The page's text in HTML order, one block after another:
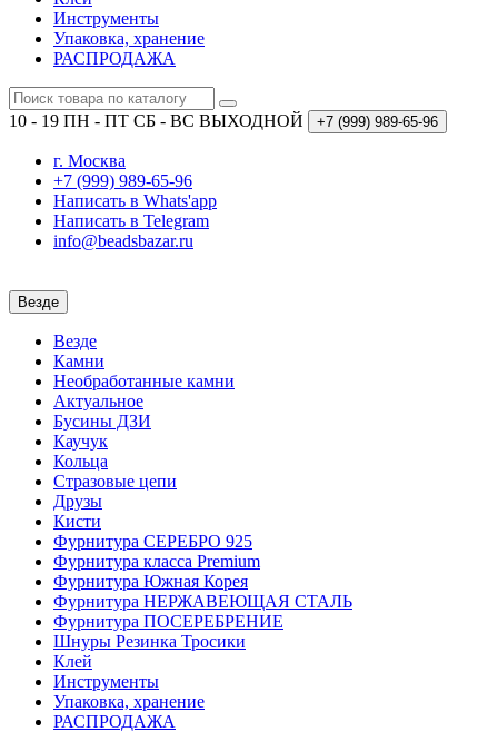
Инструменты
Упаковка, хранение
РАСПРОДАЖА
10 - 19 ПН - ПТ СБ - ВС ВЫХОДНОЙ +7 (999) 989-65-96
г. Москва
+7 (999) 989-65-96
Написать в Whats'app
Написать в Telegram
info@beadsbazar.ru
Везде
Везде
Камни
Необработанные камни
Актуальное
Бусины ДЗИ
Каучук
Кольца
Стразовые цепи
Друзы
Кисти
Фурнитура СЕРЕБРО 925
Фурнитура класса Premium
Фурнитура Южная Корея
Фурнитура НЕРЖАВЕЮЩАЯ СТАЛЬ
Фурнитура ПОСЕРЕБРЕНИЕ
Шнуры Резинка Тросики
Клей
Инструменты
Упаковка, хранение
РАСПРОДАЖА